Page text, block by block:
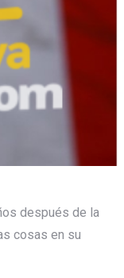
después de la
cosas en su